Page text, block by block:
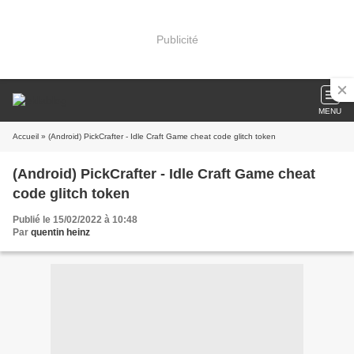
Publicité
MENU
Accueil » (Android) PickCrafter - Idle Craft Game cheat code glitch token
(Android) PickCrafter - Idle Craft Game cheat
code glitch token
Publié le 15/02/2022 à 10:48
Par quentin heinz